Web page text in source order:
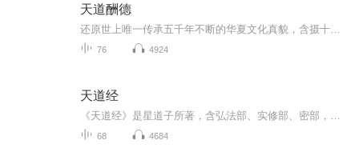
天道酬德
76 4924
天道经
68 4684